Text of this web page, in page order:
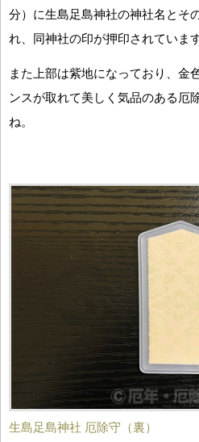
分）に生島足島神社の神社名とそ
れ、同神社の印が押印されています
また上部は紫地になっており、金
ンスが取れて美しく気品のある厄
ね。
生島足島神社 厄除守（裏）